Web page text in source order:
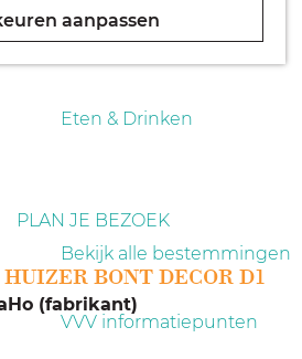
aanpassen
Eten & Drinken
PLAN JE BEZOEK
Bekijk alle bestemmingen
VVV informatiepunten
BONT DECOR D1
(fabrikant)